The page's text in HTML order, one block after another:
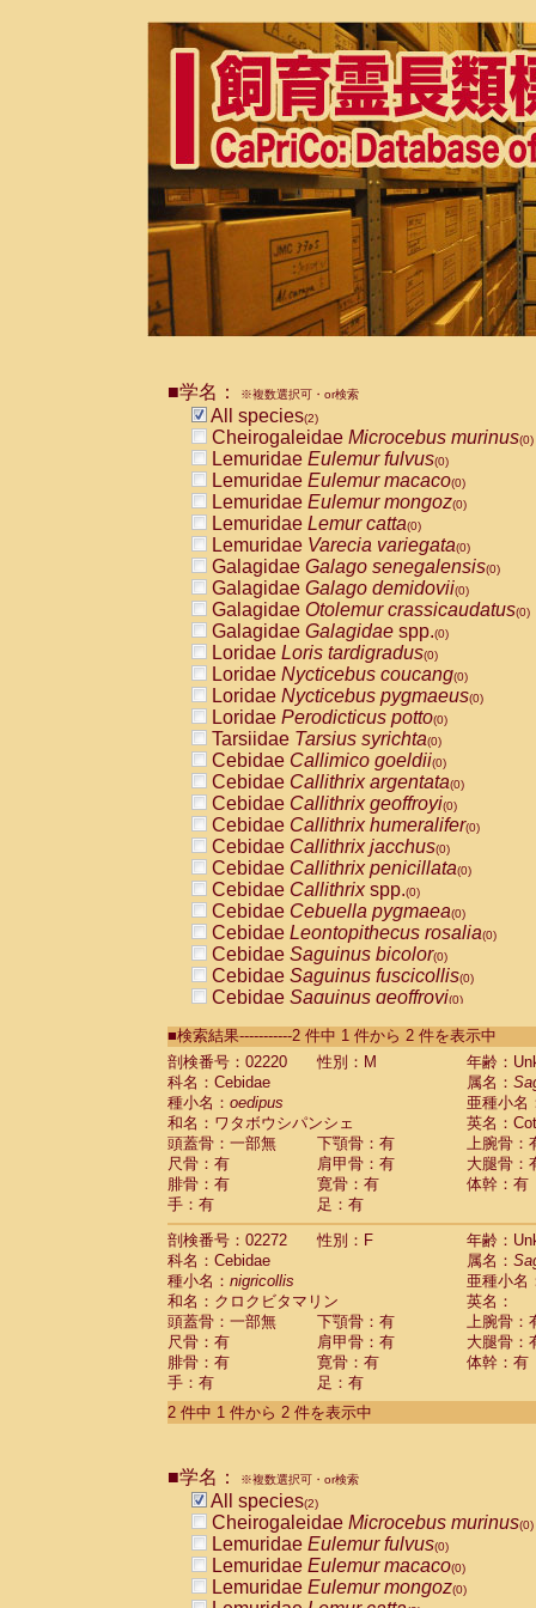
■学名： ※複数選択可・or検索
All species(2)
Cheirogaleidae Microcebus murinus(0)
Lemuridae Eulemur fulvus(0)
Lemuridae Eulemur macaco(0)
Lemuridae Eulemur mongoz(0)
Lemuridae Lemur catta(0)
Lemuridae Varecia variegata(0)
Galagidae Galago senegalensis(0)
Galagidae Galago demidovii(0)
Galagidae Otolemur crassicaudatus(0)
Galagidae Galagidae spp.(0)
Loridae Loris tardigradus(0)
Loridae Nycticebus coucang(0)
Loridae Nycticebus pygmaeus(0)
Loridae Perodicticus potto(0)
Tarsiidae Tarsius syrichta(0)
Cebidae Callimico goeldii(0)
Cebidae Callithrix argentata(0)
Cebidae Callithrix geoffroyi(0)
Cebidae Callithrix humeralifer(0)
Cebidae Callithrix jacchus(0)
Cebidae Callithrix penicillata(0)
Cebidae Callithrixspp.(0)
Cebidae Cebuella pygmaea(0)
Cebidae Leontopithecus rosalia(0)
Cebidae Saguinus bicolor(0)
Cebidae Saguinus fuscicollis(0)
Cebidae Saguinus geoffroyi(0)
CebidaeSaguinus labiatus(0)
Cebidae Saguinus leucopus (0)
Cebidae
Cebidae
CebidaeSaguinus nigricollis (1)
Cebidae Saguinus oedipus
Cebidae Saguinus weddelli
Cebidae Saguinusspp.
Cebidae Aotus trivirgatus
Cebidae Cebus albifrons
Cebidae
CebidaeCebus capucinus
CebidaeCebus nigrivittatus
Cebidae Cebusspp.(0)
Cebidae Saimiri boliviensis
Cebidae Saimiri sciureus
Atelidae Alouatta caraya
AtelidaeAlouatta fusca
AtelidaeAlouatta seniculus
AtelidaeAteles belzebuth
AtelidaeAteles geoffroyi
AtelidaeAteles paniscus(0)
AtelidaeAtelesspp. (0)
AtelidaeLagothrix lagothricha
AtelidaeLagothrix lagothricha cana
PitheciidaeCacajao calvus
■検索結果-----------2 件中 1 件から 2 件を表示中
剖検番号：02220
性別：M
年齢：
科名：Cebidae
属名：
種小名： oedipus
亜種小名
和名：ワタボウシパンシェ
英名：
頭蓋骨：一部無
下顎骨：有
上腕骨：
尺骨：有
肩甲骨：有
大腿骨：
腓骨：有
寛骨：有
体幹：有
手：有
足：有
剖検番号：02272
性別：F
年齢：
科名：Cebidae
属名：
種小名： nigricollis
亜種小名
和名：クロクビタマリン
英名：
頭蓋骨：一部無
下顎骨：有
上腕骨：
尺骨：有
肩甲骨：有
大腿骨：
腓骨：有
寛骨：有
体幹：有
手：有
足：有
2 件中 1 件から 2 件を表示中
■学名： ※複数選択可・or検索
All species(2)
Cheirogaleidae Microcebus murinus(0)
Lemuridae Eulemur fulvus(0)
Lemuridae Eulemur macaco(0)
Lemuridae Eulemur mongoz(0)